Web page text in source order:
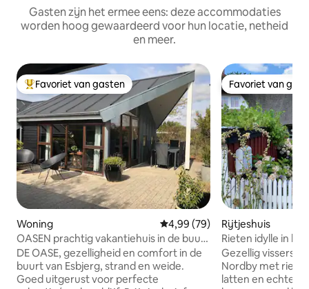
Gasten zijn het ermee eens: deze accommodaties
worden hoog gewaardeerd voor hun locatie, netheid
en meer.
Topfavoriet van gasten
Favoriet van gasten
Woning Gemiddelde beoordeling van
4,99 (79)
OASEN prachtig vakantiehuis in de buurt
van Esbjerg, strand en natuur
DE OASE, gezelligheid en comfort in de
buurt van Esbjerg, strand en weide.
Goed uitgerust voor perfecte
Favoriet van
Favoriet van
Rijtjeshuis
Rieten idylle in
Gezellig
Nordby met
latten en echte